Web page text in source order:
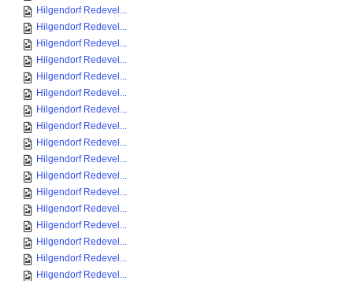
Hilgendorf Redevel...
Hilgendorf Redevel...
Hilgendorf Redevel...
Hilgendorf Redevel...
Hilgendorf Redevel...
Hilgendorf Redevel...
Hilgendorf Redevel...
Hilgendorf Redevel...
Hilgendorf Redevel...
Hilgendorf Redevel...
Hilgendorf Redevel...
Hilgendorf Redevel...
Hilgendorf Redevel...
Hilgendorf Redevel...
Hilgendorf Redevel...
Hilgendorf Redevel...
Hilgendorf Redevel...